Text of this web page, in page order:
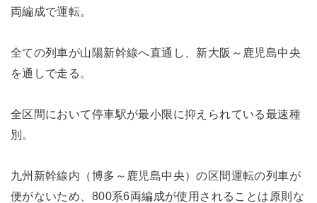
両編成で運転。
全ての列車が山陽新幹線へ直通し、新大阪～鹿児島中央
を通しで走る。
全区間において停車駅が最小限に抑えられている最速種
別。
九州新幹線内（博多～鹿児島中央）の区間運転の列車が
便がないため、800系6両編成が使用されることは原則な